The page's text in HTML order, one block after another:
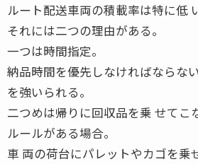
ルート配送車両の積載率は特に低
それには二つの理由がある。
一つは時間指定。
納品時間を優先しなければならな
を強いられる。
二つめは帰りに回収品を乗 せてこ
ルールがある場合。
車 両の荷台にパレットやカゴを乗